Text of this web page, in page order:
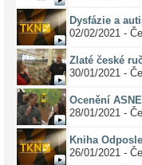
Dysfázie a
02/02/2021 -
Zlaté české
30/01/2021 -
Ocenění
28/01/2021 -
Kniha
26/01/2021 -